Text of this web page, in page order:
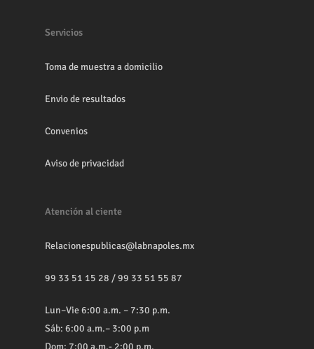
Servicios
Toma de muestra a domicilio
Envio de resultados
Convenios
Aviso de privacidad
Atención al ciente
Relacionespublicas@labnapoles.mx
99 33 51 15 28 /99 33 51 55 87
Lun–Vie 6:00 a.m. – 7:30 p.m.
Sáb: 6:00 a.m.– 3:00 p.m
Dom: 7:00 a.m.- 2:00 p.m.